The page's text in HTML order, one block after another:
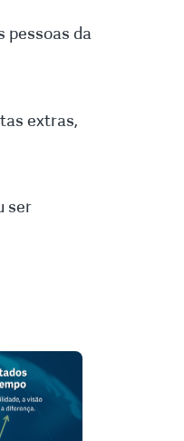
pessoas da
extras,
ser